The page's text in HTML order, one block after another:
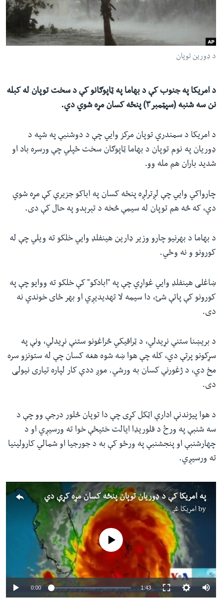
ځای
له مونږ سره په تماس کې پاتې شئ
د ډورین توپان
د امریکا په جنوب کې د بهاما په ټاپوګانو کې د سخت توپان له کبله
نن سه شنبه (سپټمبر۳) پنځه کسان مړه شوي دي.
د امریکا د سمندري توپان مرکز وايي چې د دوشنبې په شپه د
ډوریان په نوم توپان د بهاما ټاپوګان سخت ځپلي چې ورسره باد او
شدید باران هم مله وو.
چارواکي وايي چې لږترلږه پنځه کسان په اباکو جزیرې کې مړه شوي
دي، که څه هم توپان له سیمې څخه د تېرېدو په حال کې دی.
د بهاما د بهرنیو چارو وزیر ډارین هینفلډ وايي خلکو ته ویلي چې له
کورونو و نه وځي.
ښاغلی هینفلډ وايي غواړي چې په "ابادکو" کې خلکو ته ووایو چې په
کورونو کې پاتې شئ، دا سیمه لا تهدیدیږي او بهر ځای خوندي نه
دی.
د بریښنا ستنې نړیدلي، د ټرافیکي څراغونو ستنې نړیدلي، ونې په
سړکونو پرتې دي، کله چې هوا ښه شوه هغه کسان چې له ستونزو سره
مخ دي، د ژغورنې کسان به ورشي. موږ ددې کار لپاره تیاری نیولی
دی.
د هوا پیژندنې ادارې اټکل کړی چې دا توپان څلور درجې وو چې د
سه شنبې په ورځ د فلوریډا ایالت ختیځې خوا ته ورسیږي او د
چهارشنبې او پنجشنبې په ورځو کې به د جورجیا او شمالي کارولینیا
ته ورسیږي.
په امریکا کې د ډوریان توپان پنځه کسان مړه کړې دي
by امریکا غږ
No media source currently available
0:00 1:43